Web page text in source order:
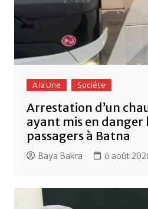
A la Une Sociéte
Arrestation d’un
ayant mis en danger
passagers à Batna
Baya Bakra 6 août